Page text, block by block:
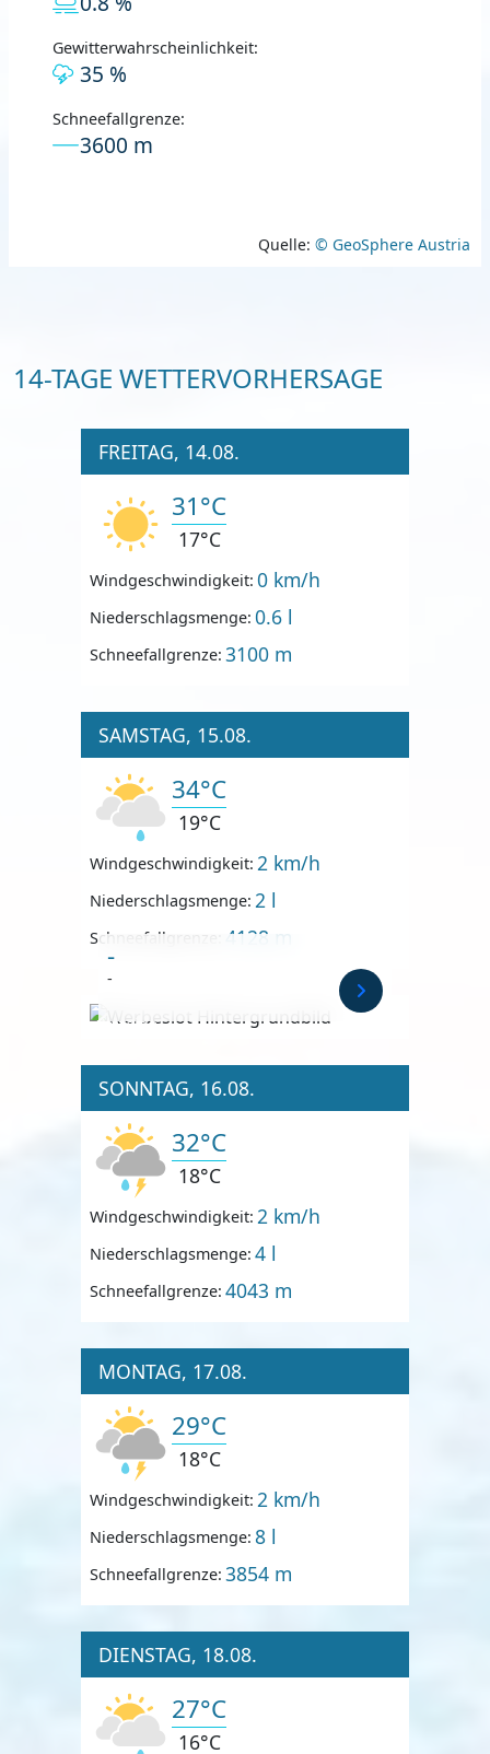
Gewitterwahrscheinlichkeit:
35 %
Schneefallgrenze:
3600 m
Quelle: © GeoSphere Austria
14-TAGE WETTERVORHERSAGE
FREITAG, 14.08.
31°C
17°C
Windgeschwindigkeit: 0 km/h
Niederschlagsmenge: 0.6 l
Schneefallgrenze: 3100 m
SAMSTAG, 15.08.
34°C
19°C
Windgeschwindigkeit: 2 km/h
Niederschlagsmenge: 2 l
Schneefallgrenze: 4128 m
Anzeige
-
-
SONNTAG, 16.08.
32°C
18°C
Windgeschwindigkeit: 2 km/h
Niederschlagsmenge: 4 l
Schneefallgrenze: 4043 m
MONTAG, 17.08.
29°C
18°C
Windgeschwindigkeit: 2 km/h
Niederschlagsmenge: 8 l
Schneefallgrenze: 3854 m
DIENSTAG, 18.08.
27°C
16°C